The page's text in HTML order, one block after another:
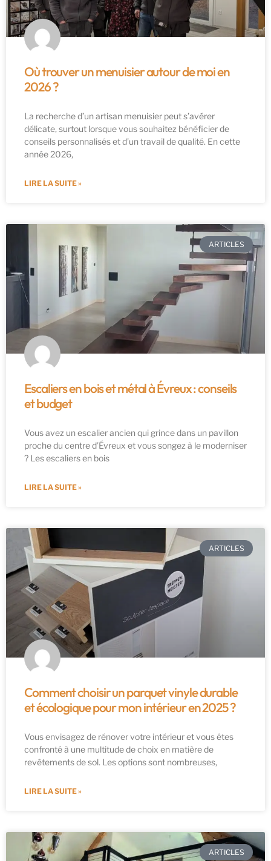
Où trouver un menuisier autour de moi en
2026 ?
La recherche d’un artisan menuisier peut s’avérer
délicate, surtout lorsque vous souhaitez bénéficier de
conseils personnalisés et d’un travail de qualité. En cette
année 2026,
LIRE LA SUITE »
ARTICLES
Escaliers en bois et métal à Évreux : conseils
et budget
Vous avez un escalier ancien qui grince dans un pavillon
proche du centre d’Évreux et vous songez à le moderniser
? Les escaliers en bois
LIRE LA SUITE »
ARTICLES
Comment choisir un parquet vinyle durable
et écologique pour mon intérieur en 2025 ?
Vous envisagez de rénover votre intérieur et vous êtes
confronté à une multitude de choix en matière de
revêtements de sol. Les options sont nombreuses,
LIRE LA SUITE »
ARTICLES